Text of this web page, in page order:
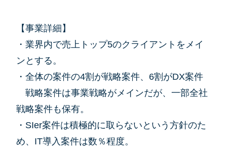
【事業詳細】
・業界内で売上トップ5のクライアントをメイ
ンとする。
・全体の案件の4割が戦略案件、6割がDX案件
戦略案件は事業戦略がメインだが、一部全社
戦略案件も保有。
・SIer案件は積極的に取らないという方針のた
め、IT導入案件は数％程度。